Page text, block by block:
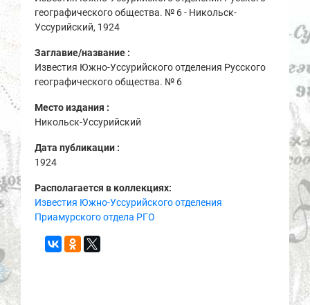
географического общества. № 6 - Никольск-
Уссурийский, 1924
Заглавие/название :
Известия Южно-Уссурийского отделения Русского
географического общества. № 6
Место издания :
Никольск-Уссурийский
Дата публикации :
1924
Располагается в коллекциях:
Известия Южно-Уссурийского отделения
Приамурского отдела РГО